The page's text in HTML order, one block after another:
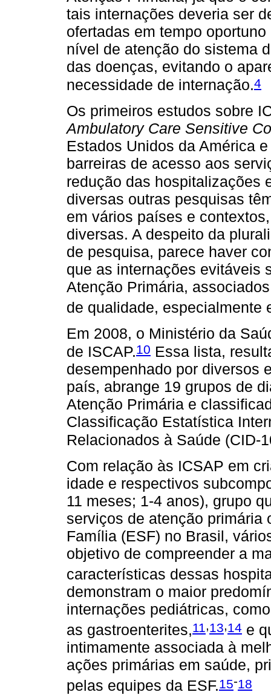
tais internações deveria ser
ofertadas em tempo
nível de atenção do sistema
das doenças, evitando o
necessidade de internação.4
Os primeiros estudos sobre
Ambulatory Care Sensitive
Estados Unidos da América
barreiras de acesso aos
redução das hospitalizações
diversas outras pesquisas
em vários países e
diversas. A despeito da
de pesquisa, parece haver
que as internações evitáveis
Atenção Primária,
de qualidade, especialmente
Em 2008, o Ministério da
de ISCAP.10 Essa lista,
desempenhado por diversos
país, abrange 19 grupos de
Atenção Primária e
Classificação Estatística
Relacionados à Saúde (CID-
Com relação às ICSAP em
idade e respectivos
11 meses; 1-4 anos), grupo
serviços de atenção primária
Família (ESF) no Brasil,
objetivo de compreender a
características dessas
demonstram o maior
internações pediátricas,
as gastroenterites,11,13,14 e
intimamente associada à
ações primárias em saúde,
pelas equipes da ESF.15-18